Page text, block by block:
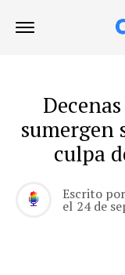
sumergen
culpa
Escrito por
el 24 de